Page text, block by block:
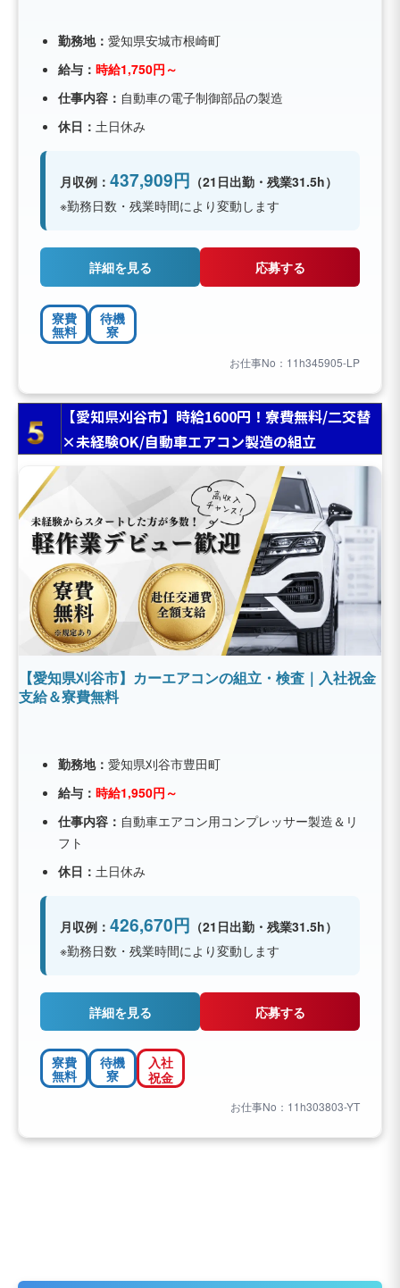
勤務地： 愛知県安城市根崎町
給与： 時給1,750円～
仕事内容： 自動車の電子制御部品の製造
休日： 土日休み
月収例： 437,909円 （21日出勤・残業31.5h）
※勤務日数・残業時間により変動します
詳細を見る 応募する
寮費
無料
待機
寮
お仕事No：11h345905-LP
【愛知県刈谷市】時給1600円！寮費無料/二交替
×未経験OK/自動車エアコン製造の組立
【愛知県刈谷市】カーエアコンの組立・検査｜入社祝金
支給＆寮費無料
勤務地： 愛知県刈谷市豊田町
給与： 時給1,950円～
仕事内容： 自動車エアコン用コンプレッサー製造＆リ
フト
休日： 土日休み
月収例： 426,670円 （21日出勤・残業31.5h）
※勤務日数・残業時間により変動します
詳細を見る 応募する
寮費
無料
待機
寮
入社
祝金
お仕事No：11h303803-YT